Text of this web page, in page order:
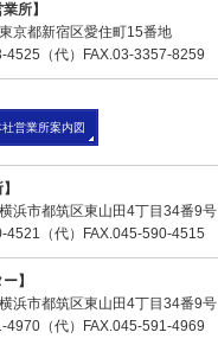
所】
京都新宿区愛住町15番地
4525（代）FAX.03-3357-8259
営業所案内図
浜市都筑区東山田4丁目34番9号
4521（代）FAX.045-590-4515
】
浜市都筑区東山田4丁目34番9号
4970（代）FAX.045-591-4969